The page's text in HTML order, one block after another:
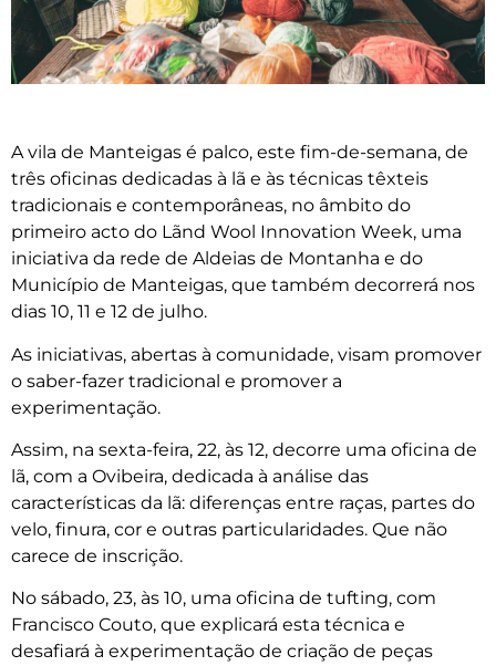
A vila de Manteigas é palco, este fim-de-semana, de
três oficinas dedicadas à lã e às técnicas têxteis
tradicionais e contemporâneas, no âmbito do
primeiro acto do Lãnd Wool Innovation Week, uma
iniciativa da rede de Aldeias de Montanha e do
Município de Manteigas, que também decorrerá nos
dias 10, 11 e 12 de julho.
As iniciativas, abertas à comunidade, visam promover
o saber-fazer tradicional e promover a
experimentação.
Assim, na sexta-feira, 22, às 12, decorre uma oficina de
lã, com a Ovibeira, dedicada à análise das
características da lã: diferenças entre raças, partes do
velo, finura, cor e outras particularidades. Que não
carece de inscrição.
No sábado, 23, às 10, uma oficina de tufting, com
Francisco Couto, que explicará esta técnica e
desafiará à experimentação de criação de peças